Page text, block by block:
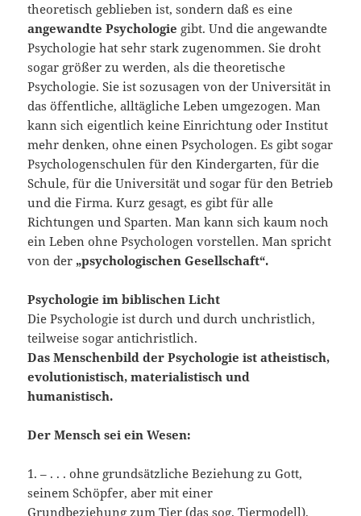
theoretisch geblieben ist, sondern daß es eine
angewandte Psychologie gibt. Und die angewandte
Psychologie hat sehr stark zugenommen. Sie droht
sogar größer zu werden, als die theoretische
Psychologie. Sie ist sozusagen von der Universität in
das öffentliche, alltägliche Leben umgezogen. Man
kann sich eigentlich keine Einrichtung oder Institut
mehr denken, ohne einen Psychologen. Es gibt sogar
Psychologenschulen für den Kindergarten, für die
Schule, für die Universität und sogar für den Betrieb
und die Firma. Kurz gesagt, es gibt für alle
Richtungen und Sparten. Man kann sich kaum noch
ein Leben ohne Psychologen vorstellen. Man spricht
von der „psychologischen Gesellschaft“.
Psychologie im biblischen Licht
Die Psychologie ist durch und durch unchristlich,
teilweise sogar antichristlich.
Das Menschenbild der Psychologie ist atheistisch,
evolutionistisch, materialistisch und
humanistisch.
Der Mensch sei ein Wesen:
1. – . . . ohne grundsätzliche Beziehung zu Gott,
seinem Schöpfer, aber mit einer
Grundbeziehung zum Tier (das sog. Tiermodell).